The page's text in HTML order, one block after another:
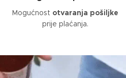
Mogućnost otvaranja pošiljke
prije plaćanja.